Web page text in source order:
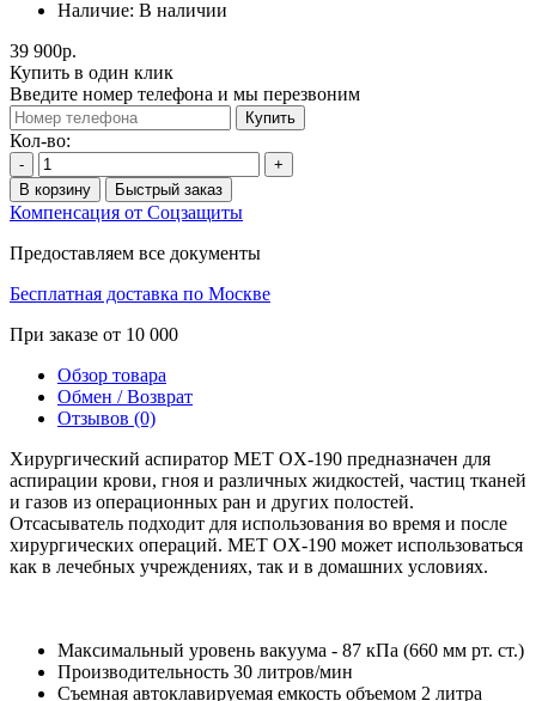
Наличие: В наличии
39 900р.
Купить в один клик
Введите номер телефона и мы перезвоним
Купить
Кол-во:
-
+
В корзину
Быстрый заказ
Компенсация от Соцзащиты
Предоставляем все документы
Бесплатная доставка по Москве
При заказе от 10 000
Обзор товара
Обмен / Возврат
Отзывов (0)
Хирургический аспиратор MET OX-190 предназначен для
аспирации крови, гноя и различных жидкостей, частиц тканей
и газов из операционных ран и других полостей.
Отсасыватель подходит для использования во время и после
хирургических операций. MET OX-190 может использоваться
как в лечебных учреждениях, так и в домашних условиях.
Максимальный уровень вакуума - 87 кПа (660 мм рт. ст.)
Производительность 30 литров/мин
Съемная автоклавируемая емкость объемом 2 литра